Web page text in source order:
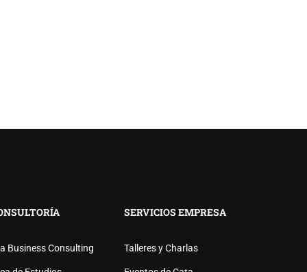
Business Consulting
SERVICIOS EMPRESA
Talleres y Charlas